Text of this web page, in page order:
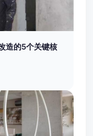
造的5个关键核